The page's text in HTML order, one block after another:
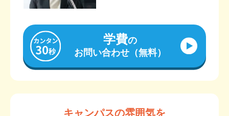
学費の
お問い合わせ（無料）
キャンパスの雰囲気を